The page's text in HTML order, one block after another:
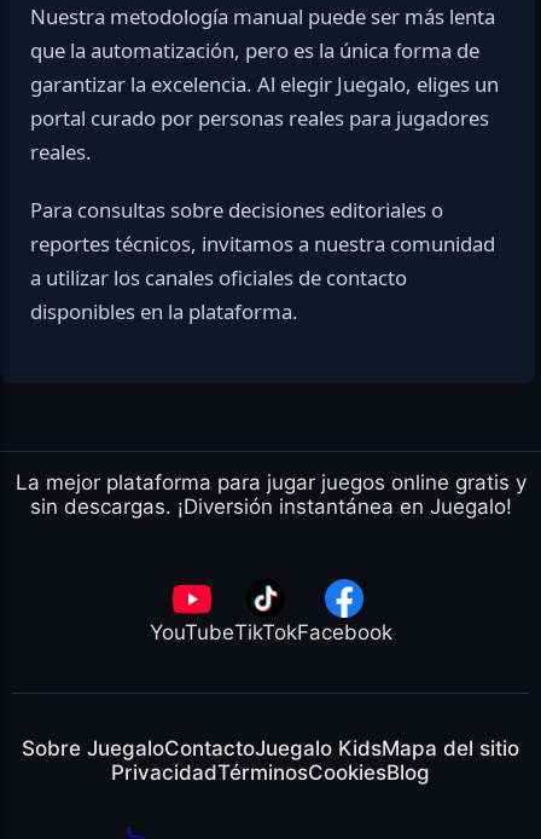
Nuestra metodología manual puede ser más lenta
que la automatización, pero es la única forma de
garantizar la excelencia. Al elegir Juegalo, eliges un
portal curado por personas reales para jugadores
reales.
Para consultas sobre decisiones editoriales o
reportes técnicos, invitamos a nuestra comunidad
a utilizar los canales oficiales de contacto
disponibles en la plataforma.
La mejor plataforma para jugar juegos online gratis y
sin descargas. ¡Diversión instantánea en Juegalo!
YouTubeTikTokFacebook
Sobre JuegaloContactoJuegalo KidsMapa del sitio
PrivacidadTérminosCookiesBlog